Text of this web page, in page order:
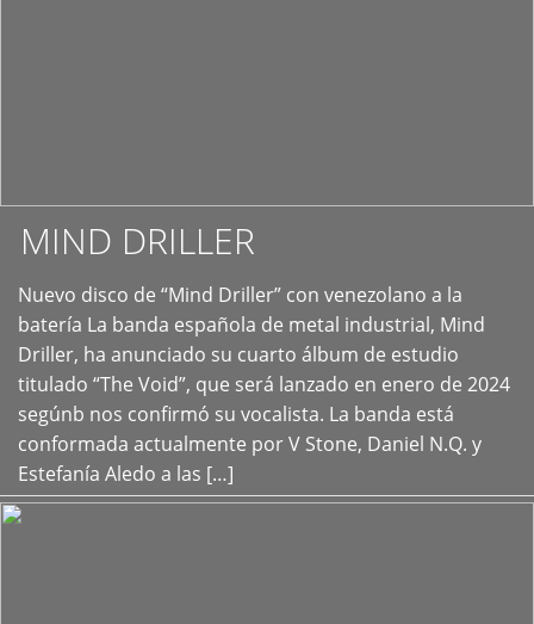
MIND DRILLER
Nuevo disco de “Mind Driller” con venezolano a la
batería La banda española de metal industrial, Mind
Driller, ha anunciado su cuarto álbum de estudio
titulado “The Void”, que será lanzado en enero de 2024
segúnb nos confirmó su vocalista. La banda está
conformada actualmente por V Stone, Daniel N.Q. y
Estefanía Aledo a las […]
+